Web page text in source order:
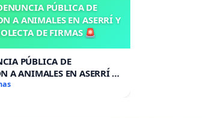
PÚBLICA DE
A ANIMALES EN ASERRÍ Y
DE FIRMAS 🚨
PÚBLICA DE
A ANIMALES EN ASERRÍ Y
DE FIRMAS 🚨